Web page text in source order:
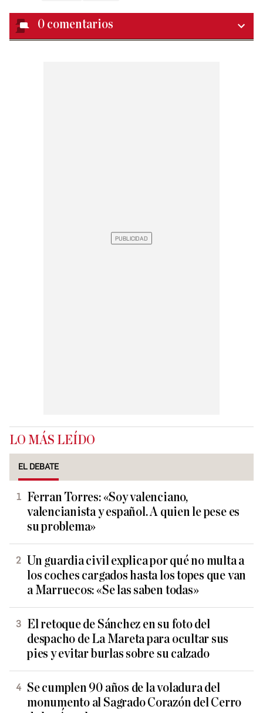
0 comentarios
LO MÁS LEÍDO
EL DEBATE
Ferran Torres: «Soy valenciano,
valencianista y español. A quien le pese es
su problema»
Un guardia civil explica por qué no multa a
los coches cargados hasta los topes que van
a Marruecos: «Se las saben todas»
El retoque de Sánchez en su foto del
despacho de La Mareta para ocultar sus
pies y evitar burlas sobre su calzado
Se cumplen 90 años de la voladura del
monumento al Sagrado Corazón del Cerro